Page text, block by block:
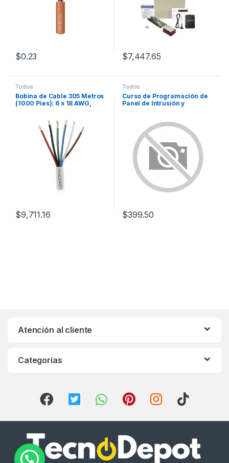
$0.23 $7,447.65
Todos
Bobina de Cable 305 Metros
(1000 Pies): 6 x 18 AWG,
Alarmas
$9,711.16
Todos
Curso de Programación de
Panel de Intrusión y
$399.50
Atención al cliente
Categorías